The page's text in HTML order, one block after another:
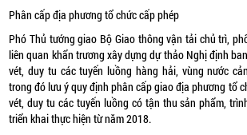
Phân cấp địa phương tổ chức cấp phép
Phó Thủ tướng giao Bộ Giao thông vận tải chủ trì,
liên quan khẩn trương xây dựng dự thảo Nghị định
vét, duy tu các tuyến luồng hàng hải, vùng nước
trong đó lưu ý quy định phân cấp giao địa phương tổ
vét, duy tu các tuyến luồng có tận thu sản phẩm,
triển khai thực hiện từ năm 2018.